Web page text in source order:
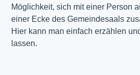
Möglichkeit, sich mit einer Person
einer Ecke des Gemeindesaals
Hier kann man einfach erzählen
lassen.